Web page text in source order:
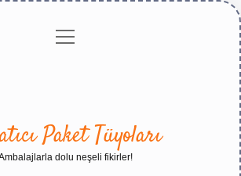
Gizlilikmenüyü
Paket Tüyoları
dolu neşeli fikirler!